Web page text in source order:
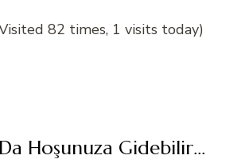
82 times, 1 visits today)
Hoşunuza Gidebilir...